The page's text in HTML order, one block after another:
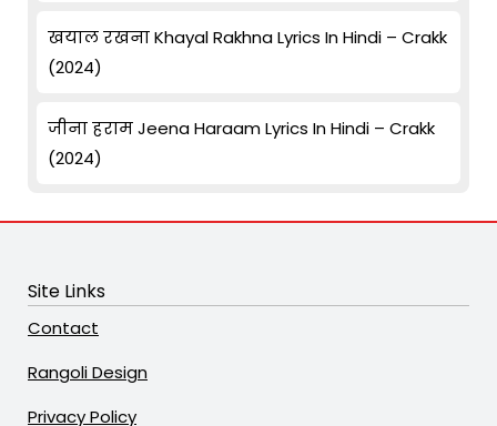
खयाल रखना Khayal Rakhna Lyrics In Hindi – Crakk
(2024)
जीना हराम Jeena Haraam Lyrics In Hindi – Crakk
(2024)
Site Links
Contact
Rangoli Design
Privacy Policy